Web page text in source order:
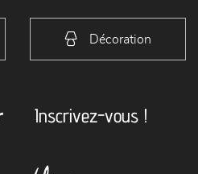
Décoration
Inscrivez-vous !